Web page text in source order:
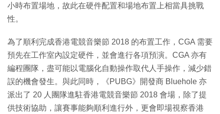
小時布置場地，故此在硬件配置和場地布置上相當具挑戰
性。
為了順利完成香港電競音樂節 2018 的布置工作，CGA 需要
預先在工作室內設定硬件，並會進行各項預演。CGA 亦有
編程團隊，盡可能以電腦化自動操作取代人手操作，減少錯
誤的機會發生。與此同時，《PUBG》開發商 Bluehole 亦
派出了 20 人團隊進駐香港電競音樂節 2018 會場，除了提
供技術協助，讓賽事能夠順利進行外，更會即場視察香港